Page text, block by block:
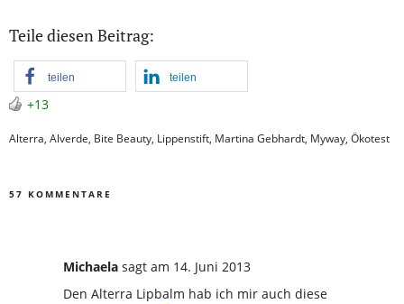
Teile diesen Beitrag:
teilen teilen
+13
Alterra, Alverde, Bite Beauty, Lippenstift, Martina Gebhardt, Myway, Ökotest
57 KOMMENTARE
Michaela sagt am 14. Juni 2013
Den Alterra Lipbalm hab ich mir auch diese